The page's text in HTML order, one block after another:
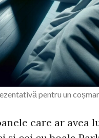
pentru un
care ar avea